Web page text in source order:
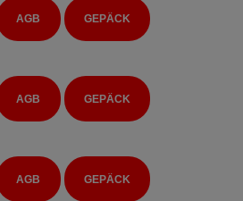
AGB GEPÄCK
AGB GEPÄCK
AGB GEPÄCK